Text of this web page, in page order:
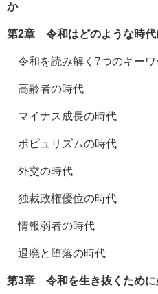
か
第2章 令和はどのような時代
令和を読み解く7つのキーワ
高齢者の時代
マイナス成長の時代
ポピュリズムの時代
外交の時代
独裁政権優位の時代
情報弱者の時代
退廃と堕落の時代
第3章 令和を生き抜くために